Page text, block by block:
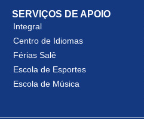
SERVIÇOS DE APOIO
Integral
Centro de Idiomas
Férias Salê
Escola de Esportes
Escola de Música